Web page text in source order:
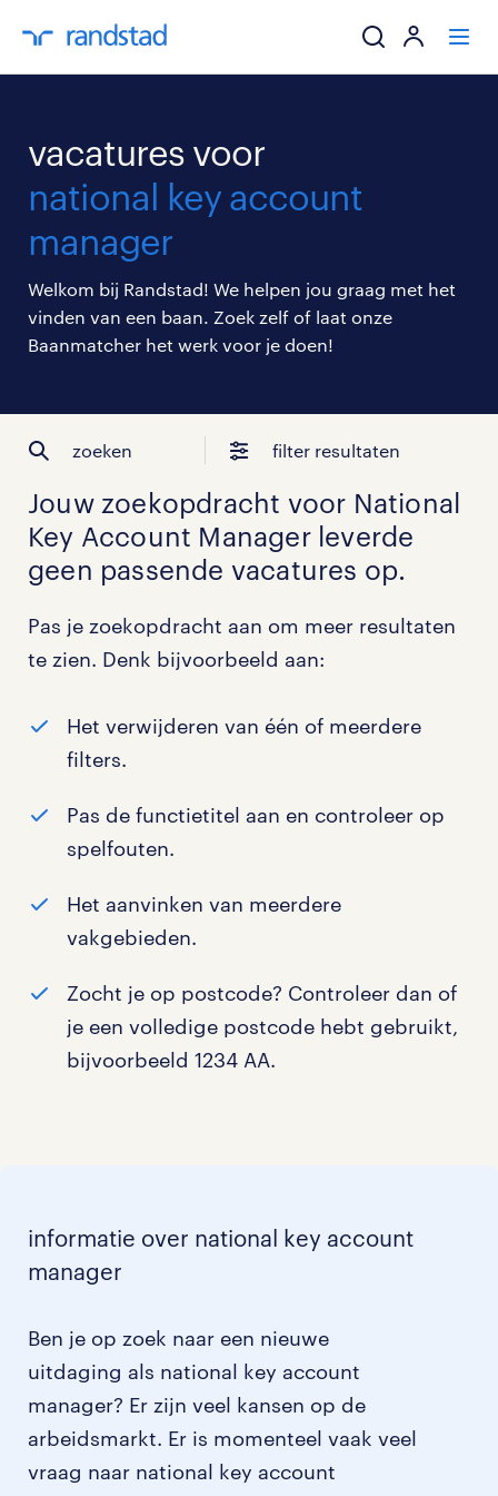
werkgevers
over randstad
vacatures voor
national key account
manager
Welkom bij Randstad! We helpen jou graag met het
vinden van een baan. Zoek zelf of laat onze
Baanmatcher het werk voor je doen!
zoeken filter resultaten
Jouw zoekopdracht voor National
Key Account Managerleverde
geen passende vacatures op.
Pas je zoekopdracht aan om meer resultaten
te zien. Denk bijvoorbeeld aan:
Het verwijderen van één of meerdere
filters.
Pas de functietitel aan en controleer op
spelfouten.
Het aanvinken van meerdere
vakgebieden.
Zocht je op postcode? Controleer dan of
je een volledige postcode hebt gebruikt,
bijvoorbeeld 1234 AA.
informatie over national key account
manager
Ben je op zoek naar een nieuwe
uitdaging als national key account
manager? Er zijn veel kansen op de
arbeidsmarkt. Er is momenteel vaak veel
vraag naar national key account